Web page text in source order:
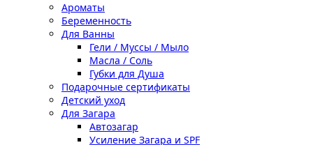
Ароматы
Беременность
Для Ванны
Гели / Муссы / Мыло
Масла / Соль
Губки для Душа
Подарочные сертификаты
Детский уход
Для Загара
Автозагар
Усиление Загара и SPF